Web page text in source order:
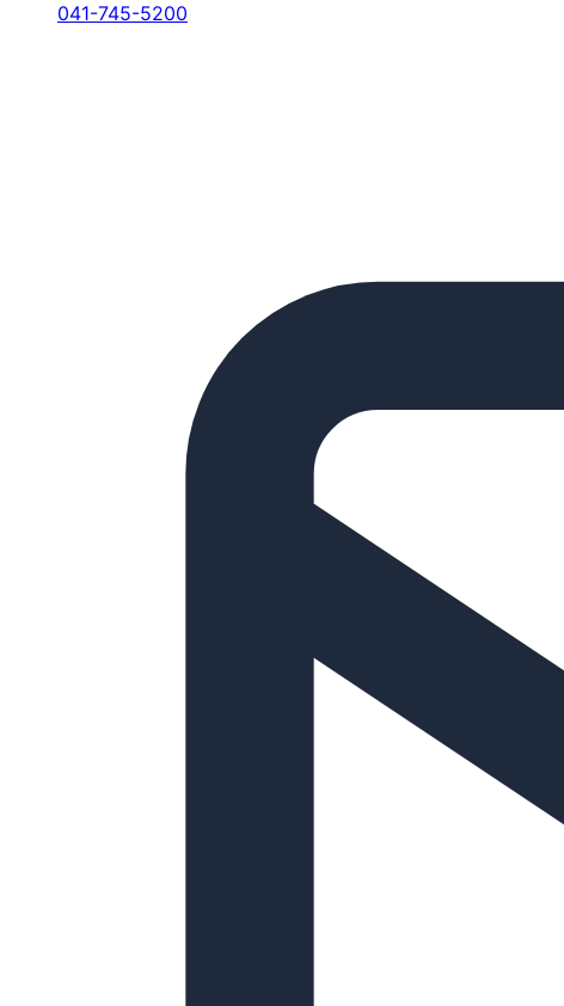
041-745-5200